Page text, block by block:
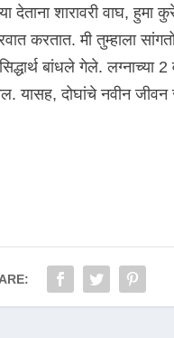
शारावरी वाघ,
करतात. मी तुम्हाला
बांधले गेले. लग्नाच्या 2
यासह, दोघांचे नवीन